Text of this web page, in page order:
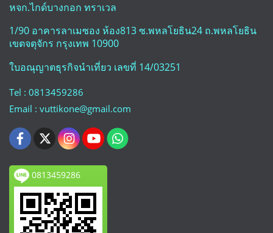
หจก.ไกด์บางกอก ทราเวล
1/90 อาคารลาเมซอง ห้อง813 ซ.พหลโยธิน24 ถ.พหลโยธิน
เขตจตุจักร กรุงเทพ 10900
ใบอณุญาตธุรกิจนำเที่ยว เลขที่ 14/03251
Tel : 0813459286
Email : vuttikone@gmail.com
0813459286